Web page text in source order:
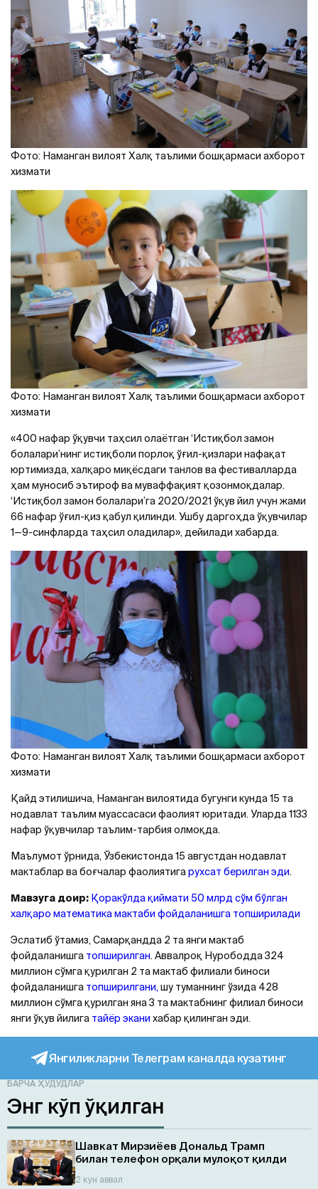
Фото: Наманган вилоят Халқ таълими бошқармаси ахборот
хизмати
Фото: Наманган вилоят Халқ таълими бошқармаси ахборот
хизмати
«400 нафар ўқувчи таҳсил олаётган ‘Истиқбол замон
болалари’нинг истиқболи порлоқ ўғил-қизлари нафақат
юртимизда, халқаро миқёсдаги танлов ва фестивалларда
ҳам муносиб эътироф ва муваффақият қозонмоқдалар.
‘Истиқбол замон болалари’га 2020/2021 ўқув йил учун жами
66 нафар ўғил-қиз қабул қилинди. Ушбу даргоҳда ўқувчилар
1—9-синфларда таҳсил оладилар», дейилади хабарда.
Фото: Наманган вилоят Халқ таълими бошқармаси ахборот
хизмати
Қайд этилишича, Наманган вилоятида бугунги кунда 15 та
нодавлат таълим муассасаси фаолият юритади. Уларда 1133
нафар ўқувчилар таълим-тарбия олмоқда.
Маълумот ўрнида, Ўзбекистонда 15 августдан нодавлат
мактаблар ва боғчалар фаолиятигарухсат берилган эди.
Мавзуга доир: Қоракўлда қиймати 50 млрд сўм бўлган
халқаро математика мактаби фойдаланишга топширилади
Эслатиб ўтамиз, Самарқандда 2 та янги мактаб
фойдаланишга топширилган. Аввалроқ Нурободда 324
миллион сўмга қурилган 2 та мактаб филиали биноси
фойдаланишга топширилгани, шу туманнинг ўзида 428
миллион сўмга қурилган яна 3 та мактабнинг филиал биноси
янги ўқув йилига тайёр экани хабар қилинган эди.
Янгиликларни Телеграм каналда кузатинг
БАРЧА ҲУДУДЛАР
Энг кўп ўқилган
Шавкат Мирзиёев Дональд Трамп
билан телефон орқали мулоқот қилди
2 кун аввал